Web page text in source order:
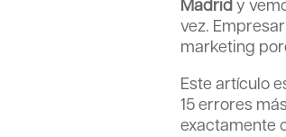
Madrid y
vez.
marketing
Este artículo
15 errores
exactamente